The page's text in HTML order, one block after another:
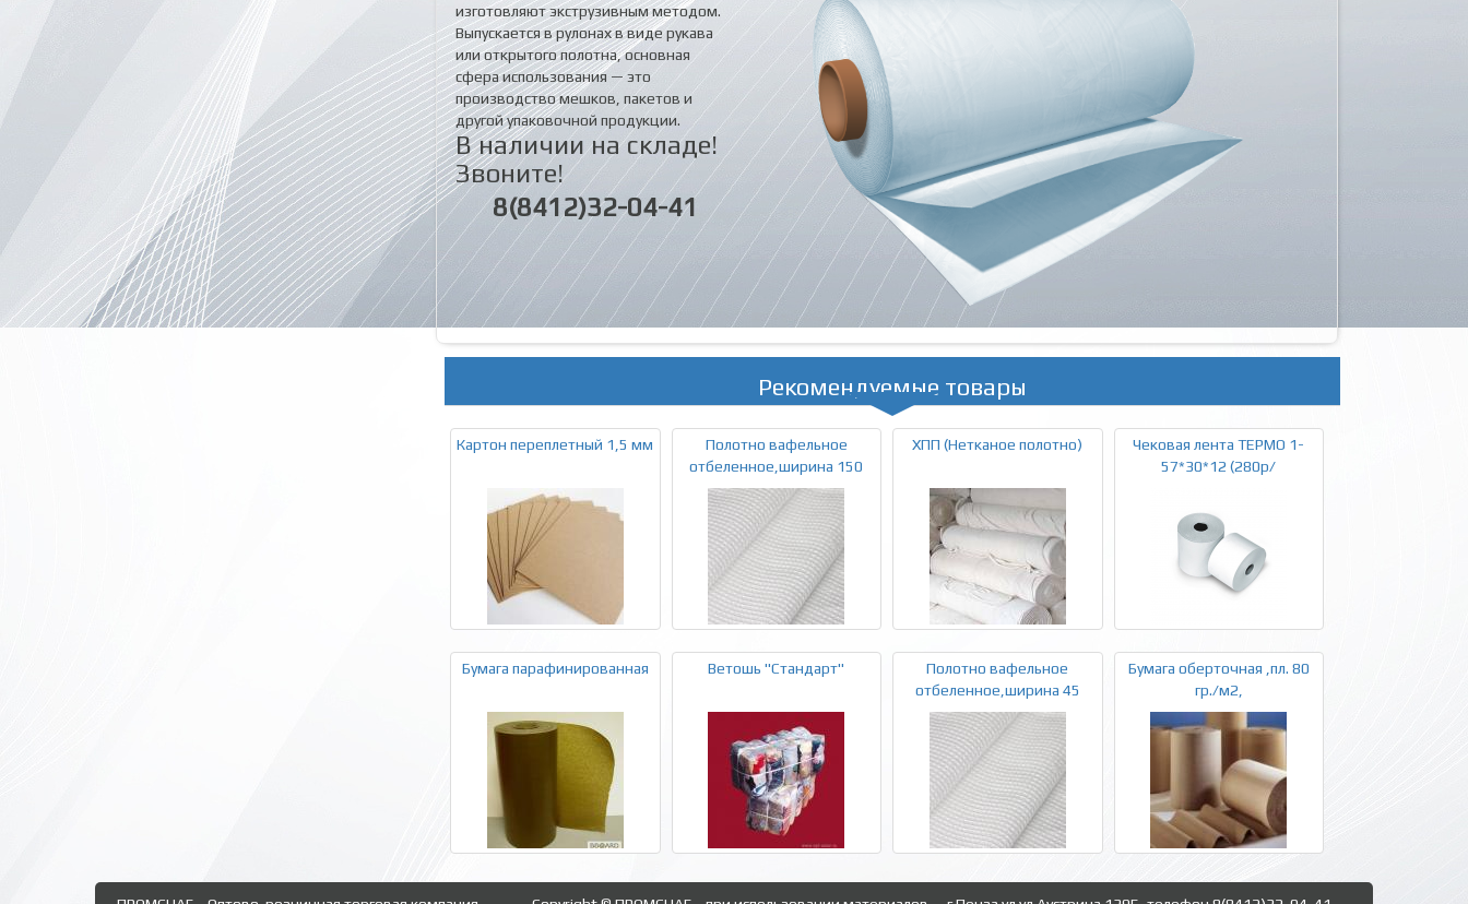
изготовляют экструзивным методом.
Выпускается в рулонах в виде рукава
или открытого полотна, основная
сфера использования — это
производство мешков, пакетов и
другой упаковочной продукции.
В наличии на складе!
Звоните!
8(8412)32-04-41
Рекомендуемые товары
Картон переплетный 1,5 мм
Полотно вафельное
отбеленное,ширина 150
ХПП (Нетканое полотно)
Чековая лента ТЕРМО 1-
57*30*12 (280р/
Бумага парафинированная Ветошь "Стандарт"
Полотно вафельное
отбеленное,ширина 45
Бумага оберточная ,пл. 80
гр./м2,